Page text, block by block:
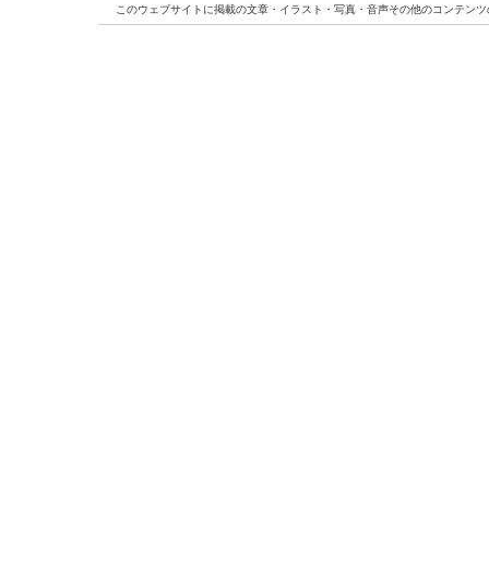
このウェブサイトに掲載の文章・イラスト・写真・音声その他のコンテン